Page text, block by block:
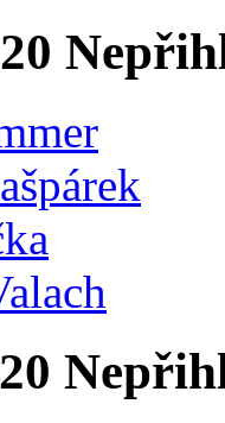
20
20